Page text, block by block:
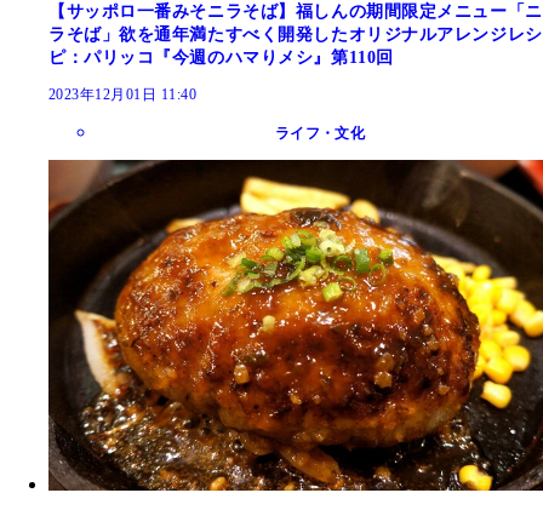
【サッポロ一番みそニラそば】福しんの期間限定メニュー「ニ
ラそば」欲を通年満たすべく開発したオリジナルアレンジレシ
ピ：パリッコ『今週のハマりメシ』第110回
2023年12月01日 11:40
ライフ・文化